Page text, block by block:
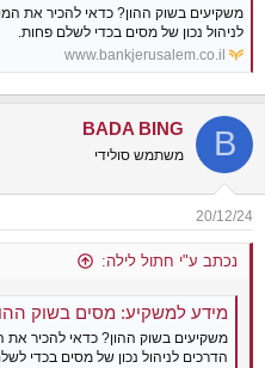
משקיעים בשוק ההון? כדאי להכיר את
לניהול נכון של מסים בכדי לשלם פחות.
www.bankjerusalem.co.il
B
BADA BING
משתמש סולידי
20/12/24
נכתב ע"י חתול לילה:
מידע למשקיע: מסים בשוק
משקיעים בשוק ההון? כדאי להכיר את
הדרכים לניהול נכון של מסים בכדי